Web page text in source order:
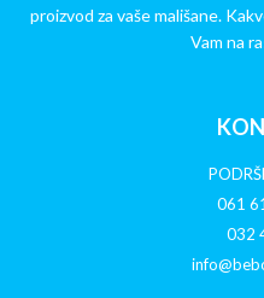
proizvod za vaše mališane.
Vam na
061
032